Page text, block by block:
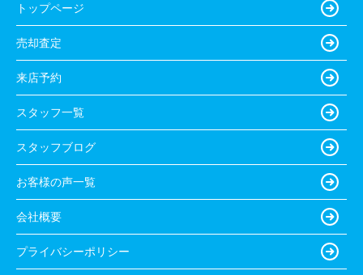
トップページ
売却査定
来店予約
スタッフ一覧
スタッフブログ
お客様の声一覧
会社概要
プライバシーポリシー